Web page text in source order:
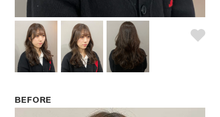
BEFORE